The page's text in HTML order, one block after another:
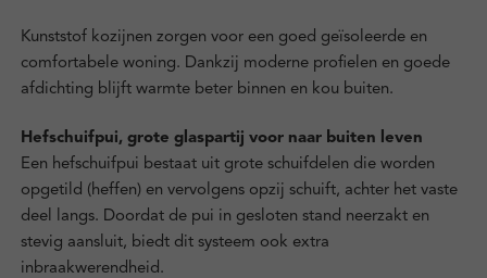
Kunststof kozijnen zorgen voor een goed geïsoleerde en
comfortabele woning. Dankzij moderne profielen en goede
afdichting blijft warmte beter binnen en kou buiten.
Hefschuifpui, grote glaspartij voor naar buiten leven
Een hefschuifpui bestaat uit grote schuifdelen die worden
opgetild (heffen) en vervolgens opzij schuift, achter het vaste
deel langs. Doordat de pui in gesloten stand neerzakt en
stevig aansluit, biedt dit systeem ook extra
inbraakwerendheid.